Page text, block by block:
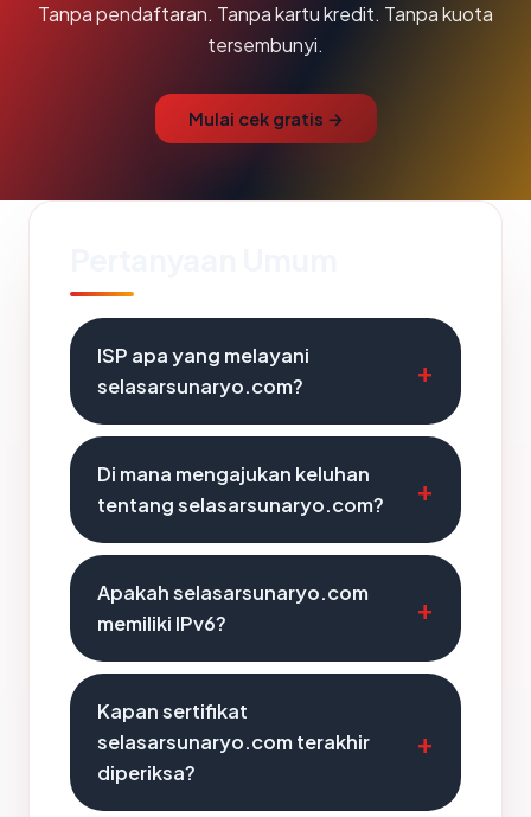
Tanpa pendaftaran. Tanpa kartu kredit. Tanpa kuota
tersembunyi.
Mulai cek gratis →
ISP apa yang melayani
selasarsunaryo.com?
Di mana mengajukan keluhan
tentang selasarsunaryo.com?
Apakah selasarsunaryo.com
memiliki IPv6?
Kapan sertifikat
selasarsunaryo.com terakhir
diperiksa?